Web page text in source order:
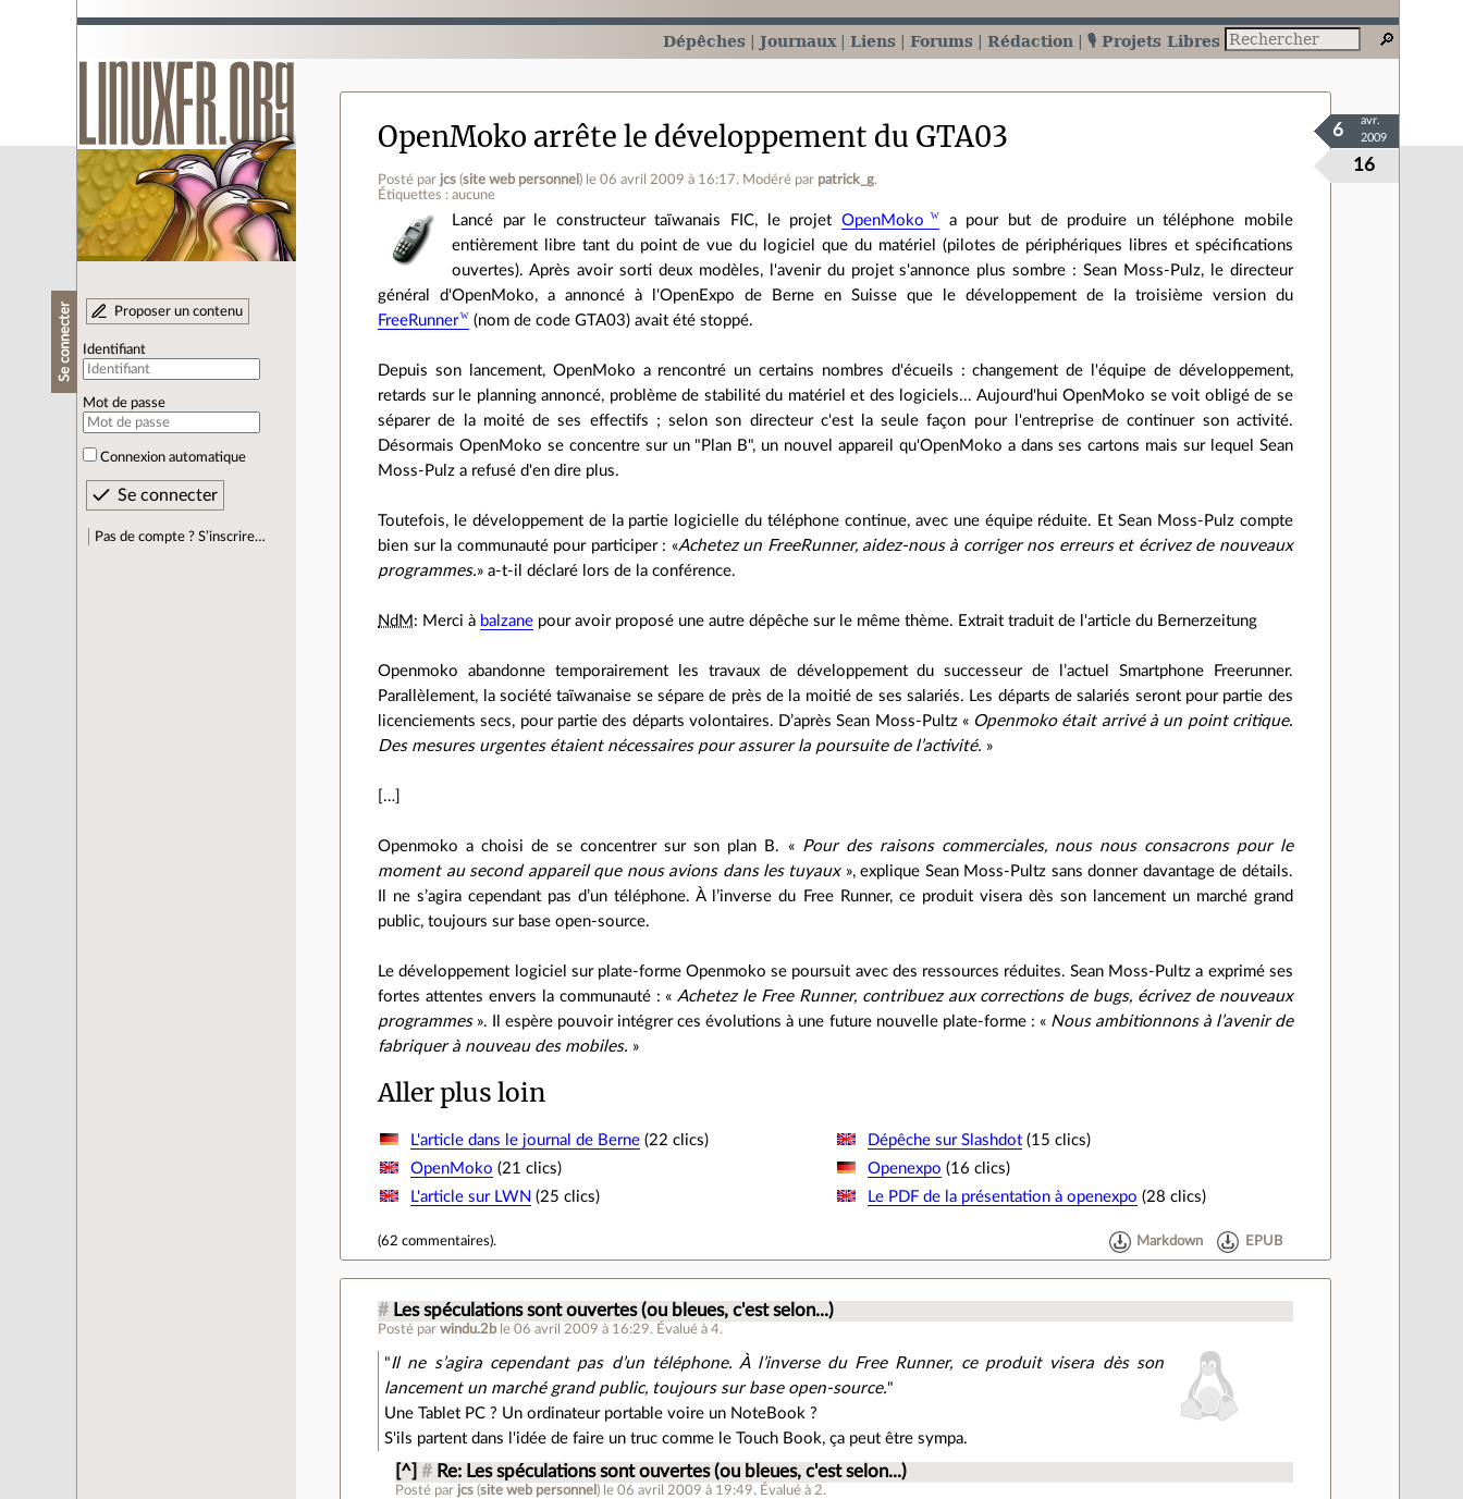
Dépêches Journaux Liens Forums Rédaction 🎙️ Projets Libres
Se connecter Proposer un contenu
Identifiant
Mot de passe
Connexion automatique
Pas de compte ? S’inscrire…
OpenMoko arrête le développement du GTA03
Posté par jcs (site web personnel ) le 06 avril 2009 à 16:17. Modéré par patrick_g.
Étiquettes : aucune
16
6
avr.
2009
Lancé par le constructeur taïwanais FIC, le projet OpenMoko
a pour but de produire un téléphone mobile
entièrement libre tant du point de vue du logiciel que du matériel (pilotes de périphériques libres et spécifications
ouvertes). Après avoir sorti deux modèles, l'avenir du projet s'annonce plus sombre : Sean Moss-Pulz, le directeur
général d'OpenMoko, a annoncé à l'OpenExpo de Berne en Suisse que le développement de la troisième version du
FreeRunner
(nom de code GTA03) avait été stoppé.
Depuis son lancement, OpenMoko a rencontré un certains nombres d'écueils : changement de l'équipe de développement,
retards sur le planning annoncé, problème de stabilité du matériel et des logiciels... Aujourd'hui OpenMoko se voit obligé de se
séparer de la moité de ses effectifs ; selon son directeur c'est la seule façon pour l'entreprise de continuer son activité.
Désormais OpenMoko se concentre sur un "Plan B", un nouvel appareil qu'OpenMoko a dans ses cartons mais sur lequel Sean
Moss-Pulz a refusé d'en dire plus.
Toutefois, le développement de la partie logicielle du téléphone continue, avec une équipe réduite. Et Sean Moss-Pulz compte
bien sur la communauté pour participer :
Achetez un FreeRunner, aidez-nous à corriger nos erreurs et écrivez de nouveaux
programmes.
a-t-il déclaré lors de la conférence.
NdM : Merci à balzane pour avoir proposé une autre dépêche sur le même thème. Extrait traduit de l'article du Bernerzeitung
Openmoko abandonne temporairement les travaux de développement du successeur de l’actuel Smartphone Freerunner.
Parallèlement, la société taïwanaise se sépare de près de la moitié de ses salariés. Les départs de salariés seront pour partie des
licenciements secs, pour partie des départs volontaires. D’après Sean Moss-Pultz « Openmoko était arrivé à un point critique.
Des mesures urgentes étaient nécessaires pour assurer la poursuite de l’activité. »
[…]
Openmoko a choisi de se concentrer sur son plan B. « Pour des raisons commerciales, nous nous consacrons pour le
moment au second appareil que nous avions dans les tuyaux», explique Sean Moss-Pultz sans donner davantage de détails.
Il ne s’agira cependant pas d’un téléphone. À l’inverse du Free Runner, ce produit visera dès son lancement un marché grand
public, toujours sur base open-source.
Le développement logiciel sur plate-forme Openmoko se poursuit avec des ressources réduites. Sean Moss-Pultz a exprimé ses
fortes attentes envers la communauté : «Achetez le Free Runner, contribuez aux corrections de bugs, écrivez de nouveaux
programmes». Il espère pouvoir intégrer ces évolutions à une future nouvelle plate-forme : « Nous ambitionnons à l’avenir de
fabriquer à nouveau des mobiles. »
Aller plus loin
L'article dans le journal de Berne(22 clics) Dépêche sur Slashdot (15 clics)
OpenMoko (21 clics) Openexpo (16 clics)
L'article sur LWN (25 clics) Le PDF de la présentation à openexpo (28 clics)
(62 commentaires). Markdown EPUB
# Les spéculations sont ouvertes (ou bleues, c'est selon...)
Posté parwindu.2b le 06 avril 2009 à 16:29. Évalué à4.
"Il ne s’agira cependant pas d’un téléphone. À l’inverse du Free Runner, ce produit visera dès son
lancement un marché grand public, toujours sur base open-source."
Une Tablet PC ? Un ordinateur portable voire un NoteBook ?
S'ils partent dans l'idée de faire un truc comme le Touch Book, ça peut être sympa.
[^] # Re: Les spéculations sont ouvertes (ou bleues, c'est selon...)
Posté par jcs (site web personnel ) le 06 avril 2009 à 19:49. Évalué à 2.